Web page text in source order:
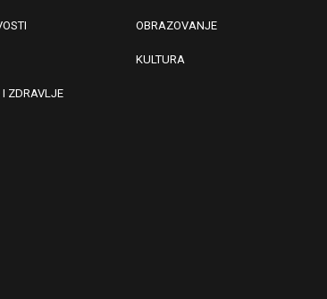
OBRAZOVANJE
KULTURA
I ZDRAVLJE